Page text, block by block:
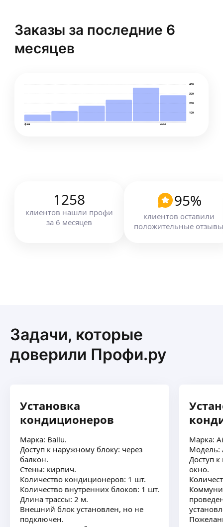
Заказы за последние 6
месяцев
100
200
300
400
фев июл
1258
клиентов нашли профи
за 6 месяцев
95%
клиентов оставили
положительные отзывы
Задачи, которые
доверили Профи.ру
Установка
кондиционеров
Марка: Ballu.
Доступ к наружному блоку: через
балкон.
Стены: кирпич.
Количество кондиционеров: 1 шт.
Количество внутренних блоков: 1 шт.
Длина трассы: 2 м.
Внешний блок установлен, но не
подключен.
Марка:
Модель:
Доступ
окно.